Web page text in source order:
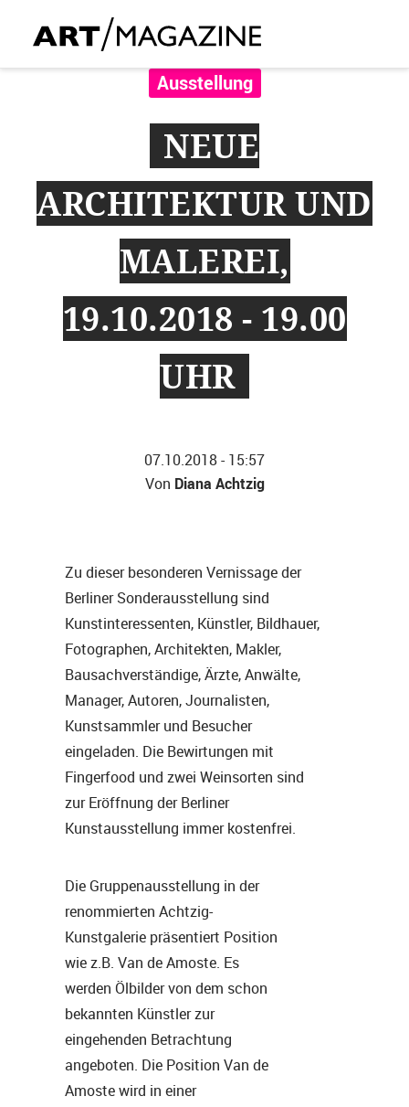
Ausstellung
NEUE
ARCHITEKTUR UND
MALEREI,
19.10.2018 - 19.00
UHR
07.10.2018 - 15:57
Von Diana Achtzig
Zu dieser besonderen Vernissage der
Berliner Sonderausstellung sind
Kunstinteressenten, Künstler, Bildhauer,
Fotographen, Architekten, Makler,
Bausachverständige, Ärzte, Anwälte,
Manager, Autoren, Journalisten,
Kunstsammler und Besucher
eingeladen. Die Bewirtungen mit
Fingerfood und zwei Weinsorten sind
zur Eröffnung der Berliner
Kunstausstellung immer kostenfrei.
Die Gruppenausstellung in der
renommierten Achtzig-
Kunstgalerie präsentiert Position
wie z.B. Van de Amoste. Es
werden Ölbilder von dem schon
bekannten Künstler zur
eingehenden Betrachtung
angeboten. Die Position Van de
Amoste wird in einer